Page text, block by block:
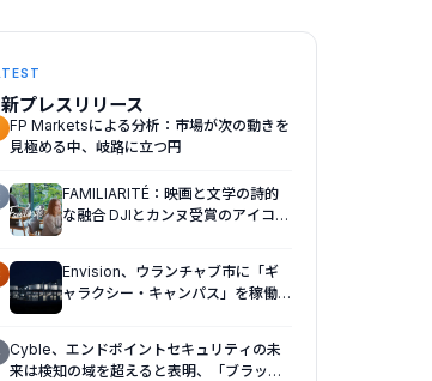
プレスリリース
FP Marketsによる分析：市場が次の動きを
見極める中、岐路に立つ円
FAMILIARITÉ：映画と文学の詩的
な融合 DJIとカンヌ受賞のアイコ
— 全編Osmo Pocket 4Pで撮影
Envision、ウランチャブ市に「ギ
ャラクシー・キャンパス」を稼働さ
Cyble、エンドポイントセキュリティの未
来は検知の域を超えると表明、「ブラック